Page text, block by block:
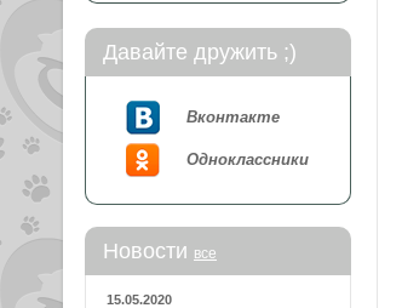
Давайте дружить ;)
Вконтакте
Одноклассники
Новости все
15.05.2020